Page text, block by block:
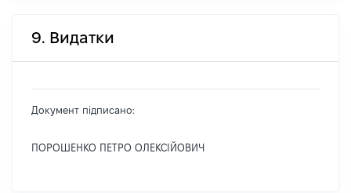
9. Видатки
Документ підписано:
ПОРОШЕНКО ПЕТРО ОЛЕКСІЙОВИЧ